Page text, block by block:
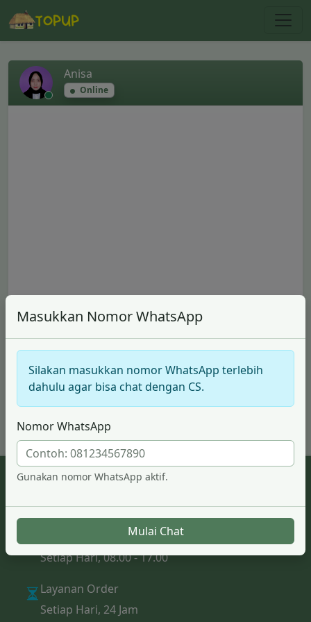
Anisa
Online
Masukkan Nomor WhatsApp
Silakan masukkan nomor WhatsApp terlebih
dahulu agar bisa chat dengan CS.
Nomor WhatsApp
Gunakan nomor WhatsApp aktif.
Mulai Chat
Email
info@topupdesa.com
Setiap Hari, 08.00 - 17.00
Layanan Order
Setiap Hari, 24 Jam